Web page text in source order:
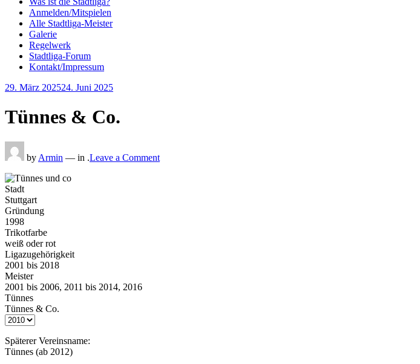
Anmelden/Mitspielen
Alle Stadtliga-Meister
Galerie
Regelwerk
Stadtliga-Forum
Kontakt/Impressum
Posted
29. März 202524. Juni 2025
Tünnes & Co.
by Armin — in .Leave a CommentTünnes
Stadt
Stuttgart
Gründung
1998
Trikotfarbe
weiß oder rot
Ligazugehörigkeit
2001 bis 2018
Meister
2001 bis 2006, 2011 bis 2014, 2016
Tünnes
Tünnes & Co.
Späterer Vereinsname:
Tünnes (ab 2012)